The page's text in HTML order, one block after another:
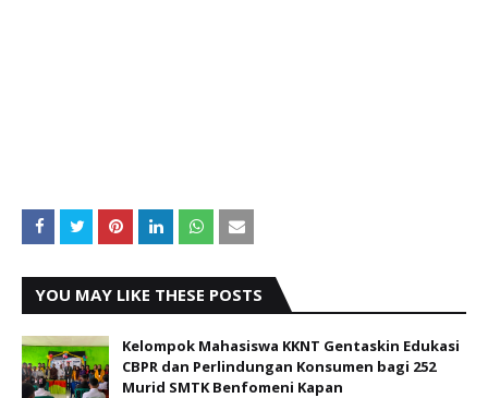
YOU MAY LIKE THESE POSTS
Kelompok Mahasiswa KKNT Gentaskin Edukasi
CBPR dan Perlindungan Konsumen bagi 252
Murid SMTK Benfomeni Kapan